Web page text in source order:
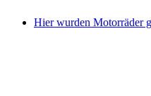
Hier wurden Motorräder